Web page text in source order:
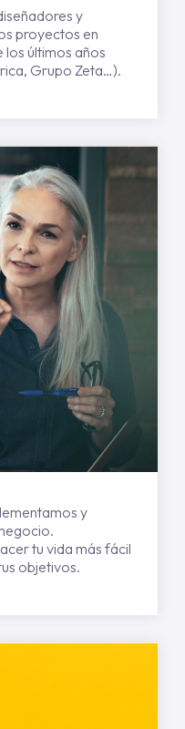
y
proyectos en
últimos años
Grupo Zeta…).
y
tu vida más fácil
objetivos.